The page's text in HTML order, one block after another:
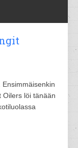
Oilers löi tänään